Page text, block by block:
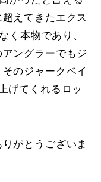
えてきたエクス
く本物であり、
ングラーでもジ
のジャークベイ
げてくれるロッ
がとうございま